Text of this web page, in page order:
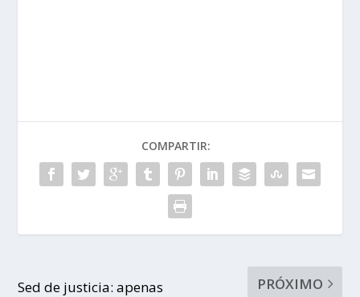
COMPARTIR:
Sed de justicia: apenas
PRÓXIMO